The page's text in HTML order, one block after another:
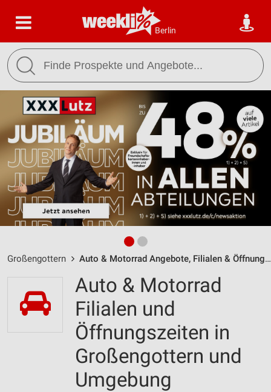
Berlin
Großengottern Auto & Motorrad Angebote, Filialen & Öffnungszeiten
Auto & Motorrad
Filialen und
Öffnungszeiten in
Großengottern und
Umgebung